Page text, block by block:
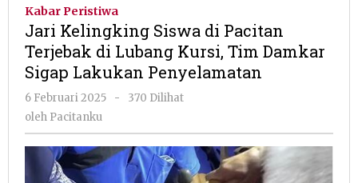
Pacitan
Terjebak
di
Damkar
Sigap
Lakukan
Kabar Peristiwa
Jari Kelingking Siswa di Pacitan
Terjebak di Lubang Kursi, Tim Damkar
Sigap Lakukan Penyelamatan
6 Februari 2025
oleh
-
370 Dilihat
oleh Pacitanku